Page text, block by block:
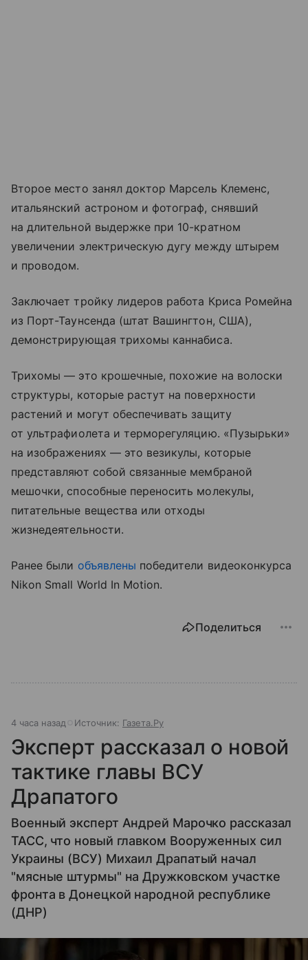
Второе место занял доктор Марсель Клеменс,
итальянский астроном и фотограф, снявший
на длительной выдержке при 10-кратном
увеличении электрическую дугу между штырем
и проводом.
Заключает тройку лидеров работа Криса Ромейна
из Порт-Таунсенда (штат Вашингтон, США),
демонстрирующая трихомы каннабиса.
Трихомы — это крошечные, похожие на волоски
структуры, которые растут на поверхности
растений и могут обеспечивать защиту
от ультрафиолета и терморегуляцию. «Пузырьки»
на изображениях — это везикулы, которые
представляют собой связанные мембраной
мешочки, способные переносить молекулы,
питательные вещества или отходы
жизнедеятельности.
Ранее были объявлены победители видеоконкурса
Nikon Small World In Motion.
Поделиться
4 часа назад Источник: Газета.Ру
Эксперт рассказал о новой
тактике главы ВСУ
Драпатого
Военный эксперт Андрей Марочко рассказал
ТАСС, что новый главком Вооруженных сил
Украины (ВСУ) Михаил Драпатый начал
"мясные штурмы" на Дружковском участке
фронта в Донецкой народной республике
(ДНР)